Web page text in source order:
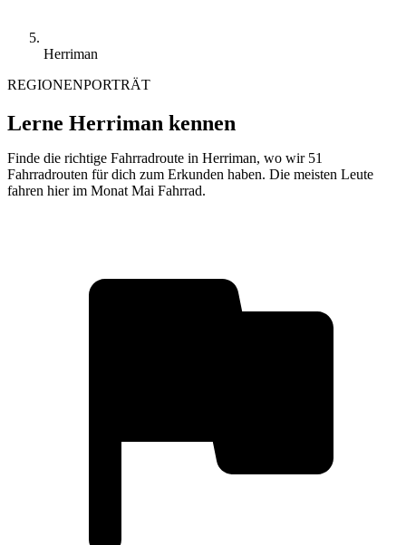
Herriman
REGIONENPORTRÄT
Lerne Herriman kennen
Finde die richtige Fahrradroute in Herriman, wo wir 51
Fahrradrouten für dich zum Erkunden haben. Die meisten Leute
fahren hier im Monat Mai Fahrrad.